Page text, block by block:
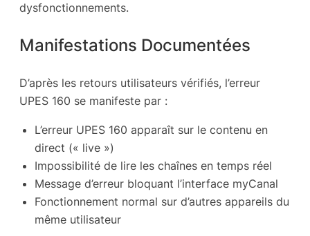
dysfonctionnements.
Manifestations Documentées
D’après les retours utilisateurs vérifiés, l’erreur
UPES 160 se manifeste par :
L’erreur UPES 160 apparaît sur le contenu en
direct (« live »)
Impossibilité de lire les chaînes en temps réel
Message d’erreur bloquant l’interface myCanal
Fonctionnement normal sur d’autres appareils du
même utilisateur